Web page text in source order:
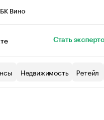
Вино
Стать
Недвижимость Ретейл